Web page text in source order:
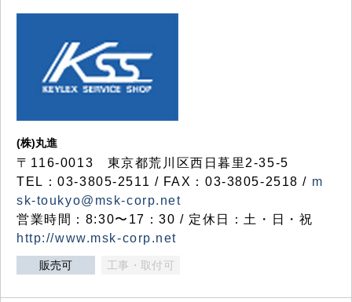
(株)丸進
〒116-0013 東京都荒川区西日暮里2-35-5
TEL：03-3805-2511 / FAX：03-3805-2518 / m
sk-toukyo@msk-corp.net
営業時間：8:30〜17：30 / 定休日：土・日・祝
http://www.msk-corp.net
販売可 工事・取付可